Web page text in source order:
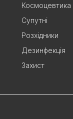
Космоцевтика
Супутні
Розхідники
Дезинфекція
Захист